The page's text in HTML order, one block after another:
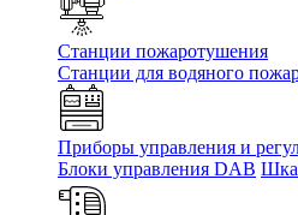
Станции пожаротушения
Станции для водяного
Приборы управления и
Блоки управления DAB